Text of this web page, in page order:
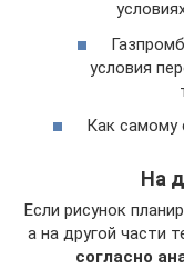
условия
Как самому
На
Если рисунок
а на другой части
согласно